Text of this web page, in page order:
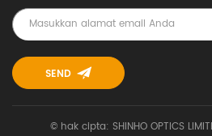
© hak cipta: SHINHO OPTICS